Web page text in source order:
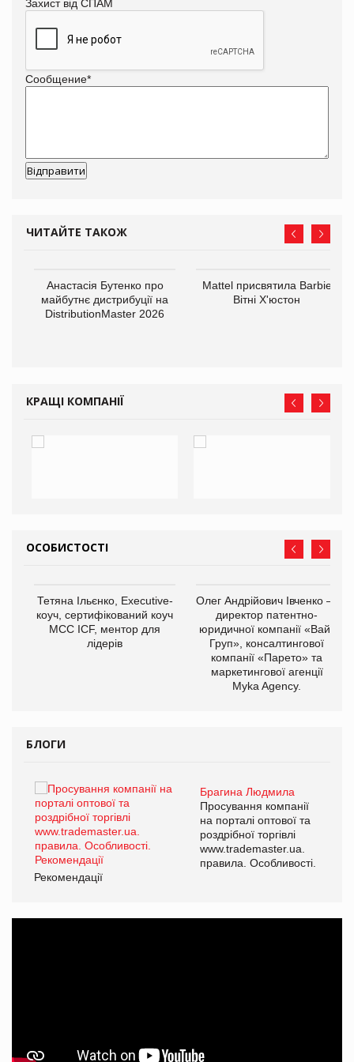
Захист від СПАМ
Сообщение*
ЧИТАЙТЕ ТАКОЖ
Анастасія Бутенко про
майбутнє дистрибуції на
DistributionMaster 2026
Mattel присвятила Barbie
Вітні Х'юстон
КРАЩІ КОМПАНІЇ
ОСОБИСТОСТІ
Тетяна Ільєнко, Executive-
коуч, сертифікований коуч
МСС ICF, ментор для
лідерів
Олег Андрійович Івченко —
директор патентно-
юридичної компанії «Вайз
Груп», консалтингової
компанії «Парето» та
маркетингової агенції
Myka Agency.
БЛОГИ
Брагина Людмила
Просування компанії
на порталі оптової та
роздрібної торгівлі
www.trademaster.ua.
правила. Особливості.
Рекомендації